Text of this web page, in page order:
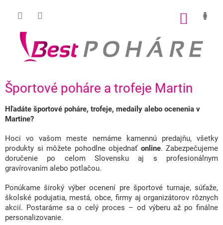
Športové poháre a trofeje Martin
Hľadáte športové poháre, trofeje, medaily alebo ocenenia v
Martine?
Hoci vo vašom meste nemáme kamennú predajňu, všetky
produkty si môžete pohodlne objednať online. Zabezpečujeme
doručenie po celom Slovensku aj s profesionálnym
gravírovaním alebo potlačou.
Ponúkame široký výber ocenení pre športové turnaje, súťaže,
školské podujatia, mestá, obce, firmy aj organizátorov rôznych
akcií. Postaráme sa o celý proces – od výberu až po finálne
personalizovanie.